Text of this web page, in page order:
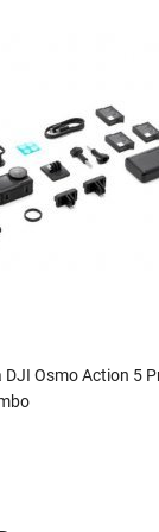
камеру
зарядку - 18
направлениях,
из
с высоты 1.5
поэтому камера
Osmo Action 5